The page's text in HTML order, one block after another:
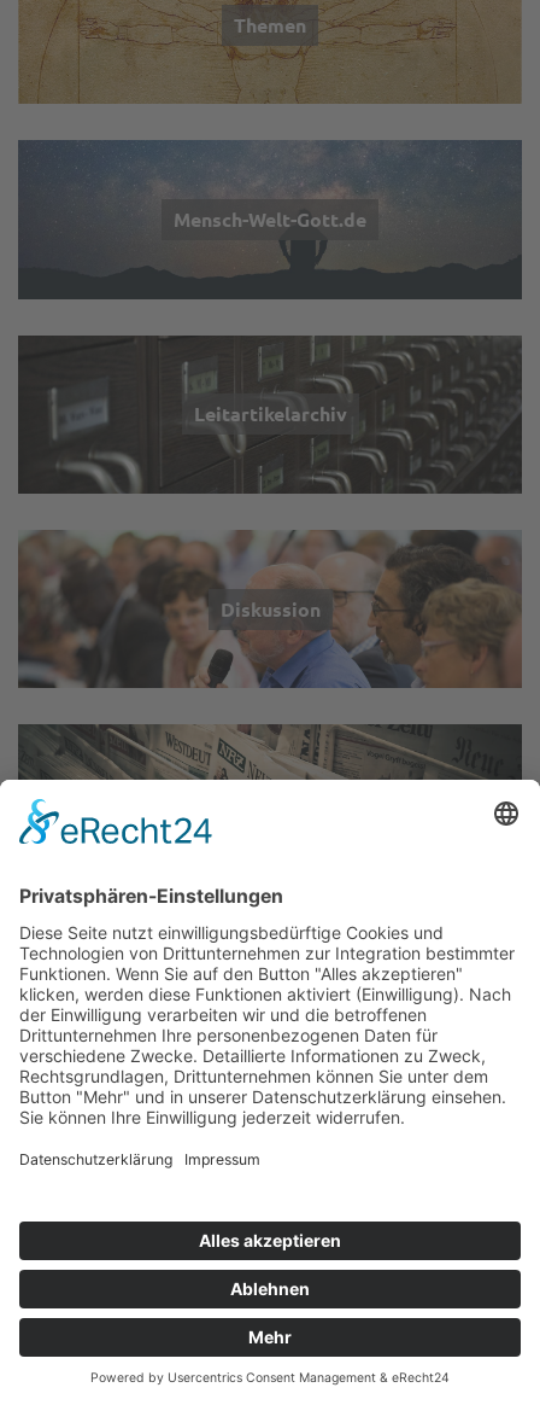
Themen
Mensch-Welt-Gott.de
Leitartikelarchiv
Diskussion
Aktuelles & Veranstaltungen
Akademiegespräche